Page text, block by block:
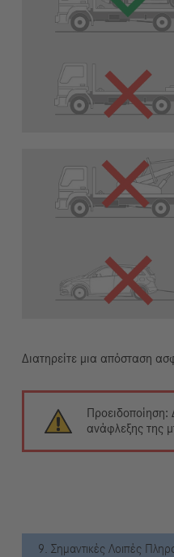
Διατηρείτε μια απόσταση
Προειδοποίηση:
ανάφλεξης της
9. Σημαντικές Λοιπές